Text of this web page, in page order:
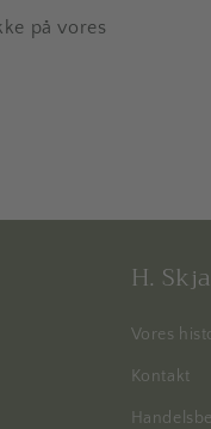
på vores
H.
Vores
Kontakt